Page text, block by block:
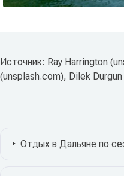
Источник: Ray Harrington
(unsplash.com), Dilek
Отдых в Дальяне по